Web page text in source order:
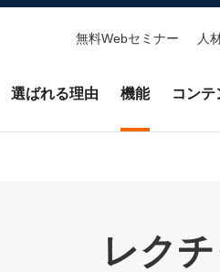
無料Webセミナー 人
選ばれる理由 機能 コンテ
レク